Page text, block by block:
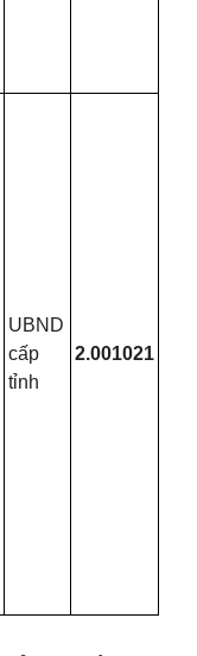
UBND
cấp
tỉnh
2.001021